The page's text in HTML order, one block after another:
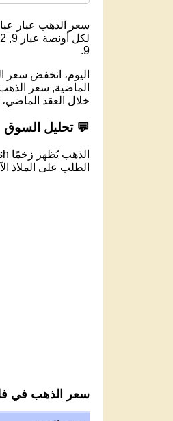
سعر الذهب عيار عيار 9 في فلسطين
لكل أونصة عيار 9,
9.
خلال العقد الماضي،
💬 تحليل السوق
الذهب يُظهر زخمًا bullish بشكل عام، ويتم تداوله عند مستوى 153.78 شيكل إسرائيلي لكل جرام عيار 9.
الطلب على الملاذ
سعر الذهب في